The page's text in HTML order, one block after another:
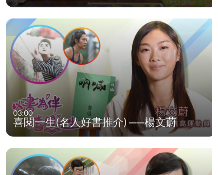
03:00
喜閱一生(名人好書推介) ──楊文蔚